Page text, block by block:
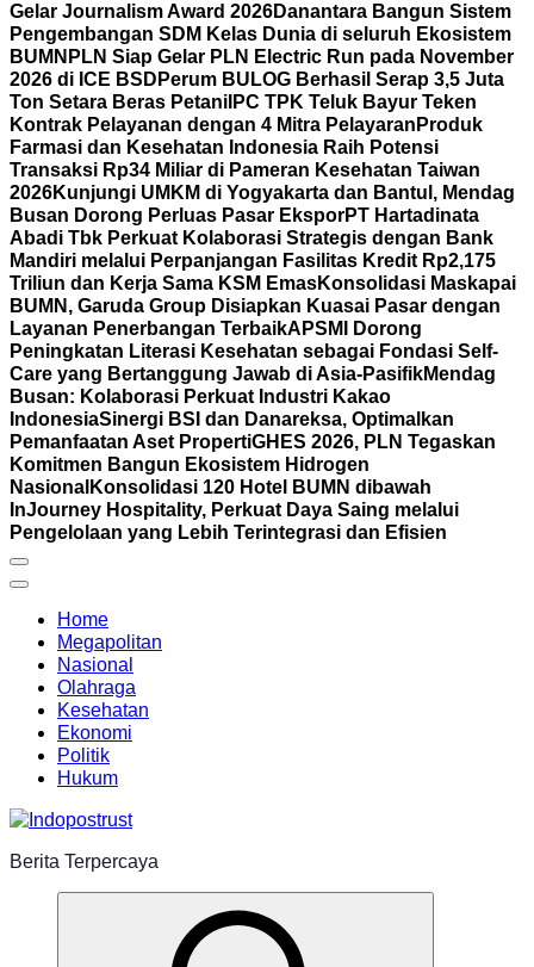
Gelar Journalism Award 2026Danantara Bangun Sistem
Pengembangan SDM Kelas Dunia di seluruh Ekosistem
BUMN PLN Siap Gelar PLN Electric Run pada November
2026 di ICE BSD Perum BULOG Berhasil Serap 3,5 Juta
Ton Setara Beras Petani IPC TPK Teluk Bayur Teken
Kontrak Pelayanan dengan 4 Mitra Pelayaran Produk
Farmasi dan Kesehatan Indonesia Raih Potensi
Transaksi Rp34 Miliar di Pameran Kesehatan Taiwan
2026Kunjungi UMKM di Yogyakarta dan Bantul, Mendag
Busan Dorong Perluas Pasar EksporPT Hartadinata
Abadi Tbk Perkuat Kolaborasi Strategis dengan Bank
Mandiri melalui Perpanjangan Fasilitas Kredit Rp2,175
Triliun dan Kerja Sama KSM EmasKonsolidasi Maskapai
BUMN, Garuda Group Disiapkan Kuasai Pasar dengan
Layanan Penerbangan TerbaikAPSMI Dorong
Peningkatan Literasi Kesehatan sebagai Fondasi Self-
Care yang Bertanggung Jawab di Asia-PasifikMendag
Busan: Kolaborasi Perkuat Industri Kakao
IndonesiaSinergi BSI dan Danareksa, Optimalkan
Pemanfaatan Aset PropertiGHES 2026, PLN Tegaskan
Komitmen Bangun Ekosistem Hidrogen
Nasional Konsolidasi 120 Hotel BUMN dibawah
InJourney Hospitality, Perkuat Daya Saing melalui
Pengelolaan yang Lebih Terintegrasi dan Efisien
Home
Megapolitan
Nasional
Olahraga
Kesehatan
Ekonomi
Politik
Hukum
Berita Terpercaya